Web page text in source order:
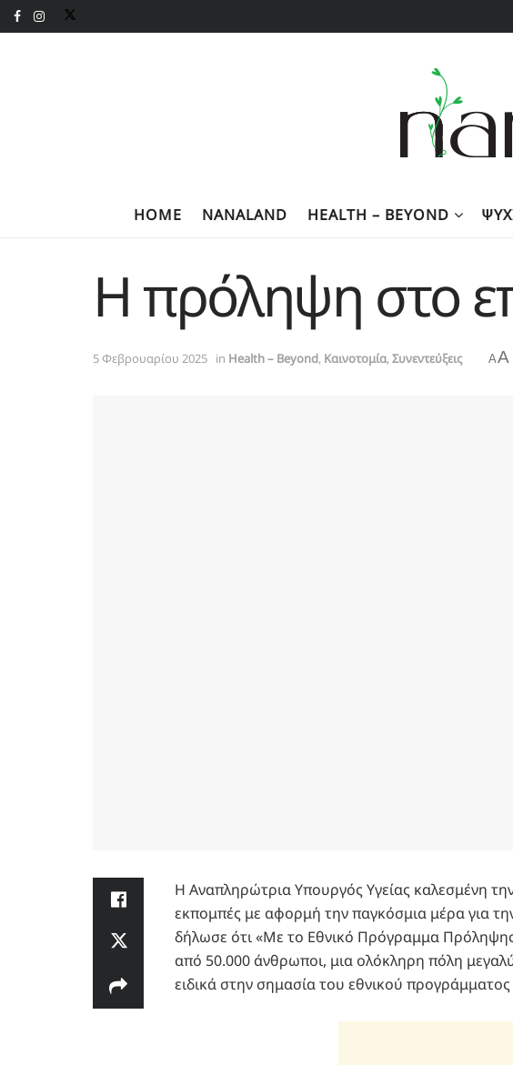
HOME NANALAND HEALTH – BEYOND
Η πρόληψη στο
5 Φεβρουαρίου 2025 in Health – Beyond, Καινοτομία, Συνεντεύξεις AA
Η Αναπληρώτρια Υπουργός Υγείας καλεσμένη
εκπομπές με αφορμή την παγκόσμια μέρα για
δήλωσε ότι «Με το Εθνικό Πρόγραμμα
από 50.000 άνθρωποι, μια ολόκληρη πόλη
ειδικά στην σημασία του εθνικού